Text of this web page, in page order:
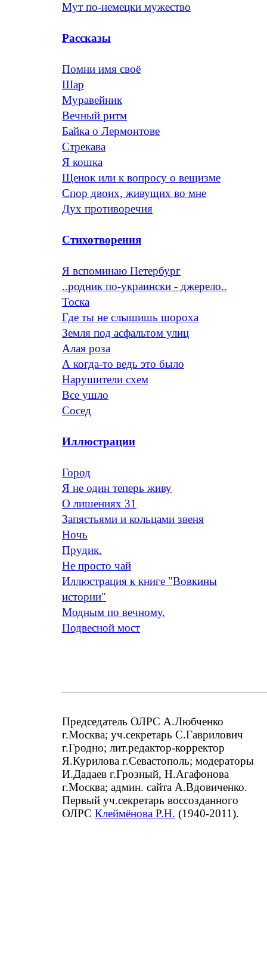
Мут по-немецки мужество
Рассказы
Помни имя своё
Шар
Муравейник
Вечный ритм
Байка о Лермонтове
Стрекава
Я кошка
Щенок или к вопросу о вещизме
Спор двоих, живущих во мне
Дух противоречия
Стихотворения
Я вспоминаю Петербург
..родник по-украински - джерело..
Тоска
Где ты не слышишь шороха
Земля под асфальтом улиц
Алая роза
А когда-то ведь это было
Нарушители схем
Все ушло
Сосед
Иллюстрации
Город
Я не один теперь живу
О лишениях 31
Запястьями и кольцами звеня
Ночь
Прудик.
Не просто чай
Иллюстрация к книге "Вовкины
истории"
Модным по вечному.
Подвесной мост
Председатель ОЛРС А.Любченко
г.Москва; уч.секретарь С.Гаврилович
г.Гродно; лит.редактор-корректор
Я.Курилова г.Севастополь; модераторы
И.Дадаев г.Грозный, Н.Агафонова
г.Москва; админ. сайта А.Вдовиченко.
Первый уч.секретарь воссозданного
ОЛРС Клеймёнова Р.Н. (1940-2011).